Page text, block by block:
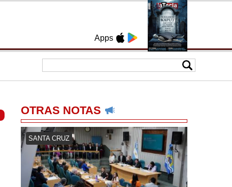
Apps
OTRAS NOTAS
SANTA CRUZ